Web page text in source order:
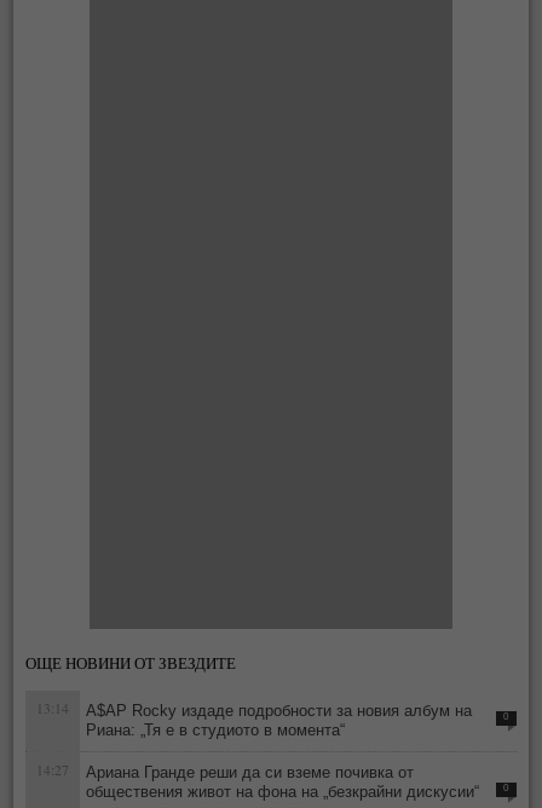
ОЩЕ НОВИНИ ОТ ЗВЕЗДИТЕ
13:14
A$AP Rocky издаде подробности за новия албум на
Риана: „Тя е в студиото в момента“
0
14:27
Ариана Гранде реши да си вземе почивка от
обществения живот на фона на „безкрайни дискусии“
0